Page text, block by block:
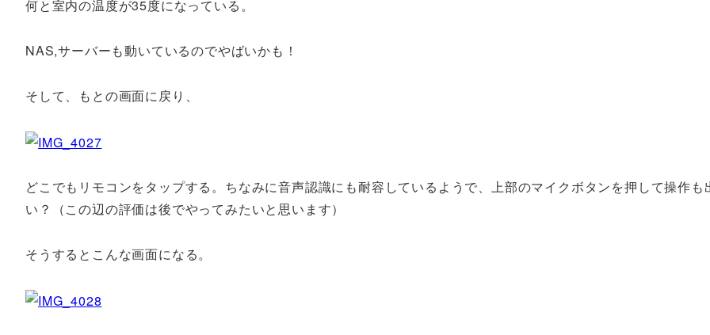
何と室内の温度が35度になっている。
NAS,サーバーも動いているのでやばいかも！
そして、もとの画面に戻り、
どこでもリモコンをタップする。ちなみに音声認識にも耐容しているようで、上部のマイクボタンを押して操作も
い？（この辺の評価は後でやってみたいと思います）
そうするとこんな画面になる。